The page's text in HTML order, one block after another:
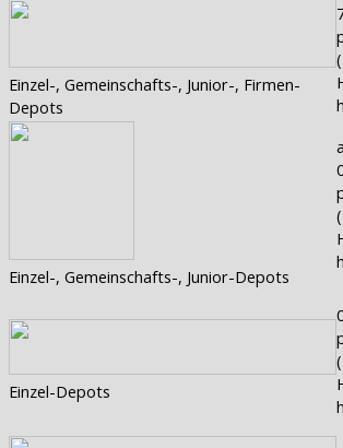
Einzel-, Gemeinschafts-, Junior-, Firmen-
Depots
Einzel-, Gemeinschafts-, Junior-Depots
Einzel-Depots